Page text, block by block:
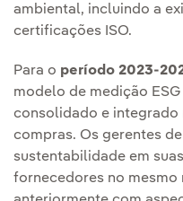
ambiental, incluindo a
certificações ISO.
Para o período 2023-
modelo de medição
consolidado e integrado
compras. Os gerentes
sustentabilidade em
fornecedores no mesmo